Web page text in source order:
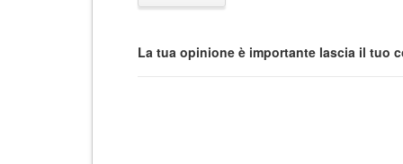
La tua opinione è importante lascia il tuo